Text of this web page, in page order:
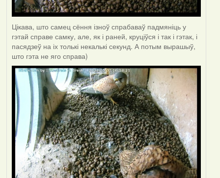
Цікава, што самец сёння ізноў спрабаваў падмяніць у
гэтай справе самку, але, як і раней, круціўся і так і гэтак, і
пасядзеў на іх толькі некалькі секунд. А потым вырашыў,
што гэта не яго справа)